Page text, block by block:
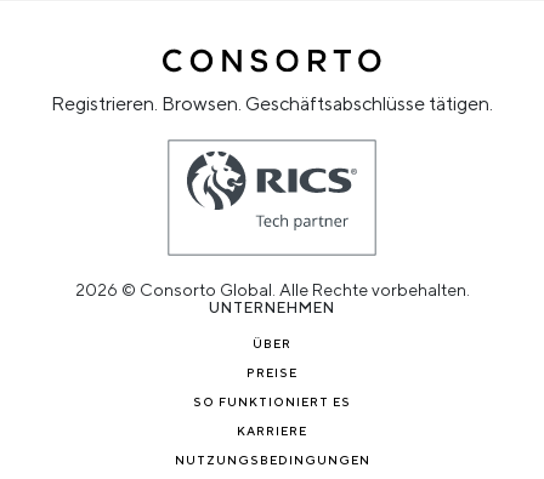
Registrieren. Browsen. Geschäftsabschlüsse tätigen.
2026 © Consorto Global. Alle Rechte vorbehalten.
UNTERNEHMEN
ÜBER
PREISE
SO FUNKTIONIERT ES
KARRIERE
NUTZUNGSBEDINGUNGEN